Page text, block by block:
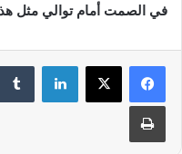
في الصمت أمام توالي مثل
لينكدإن
طباعة